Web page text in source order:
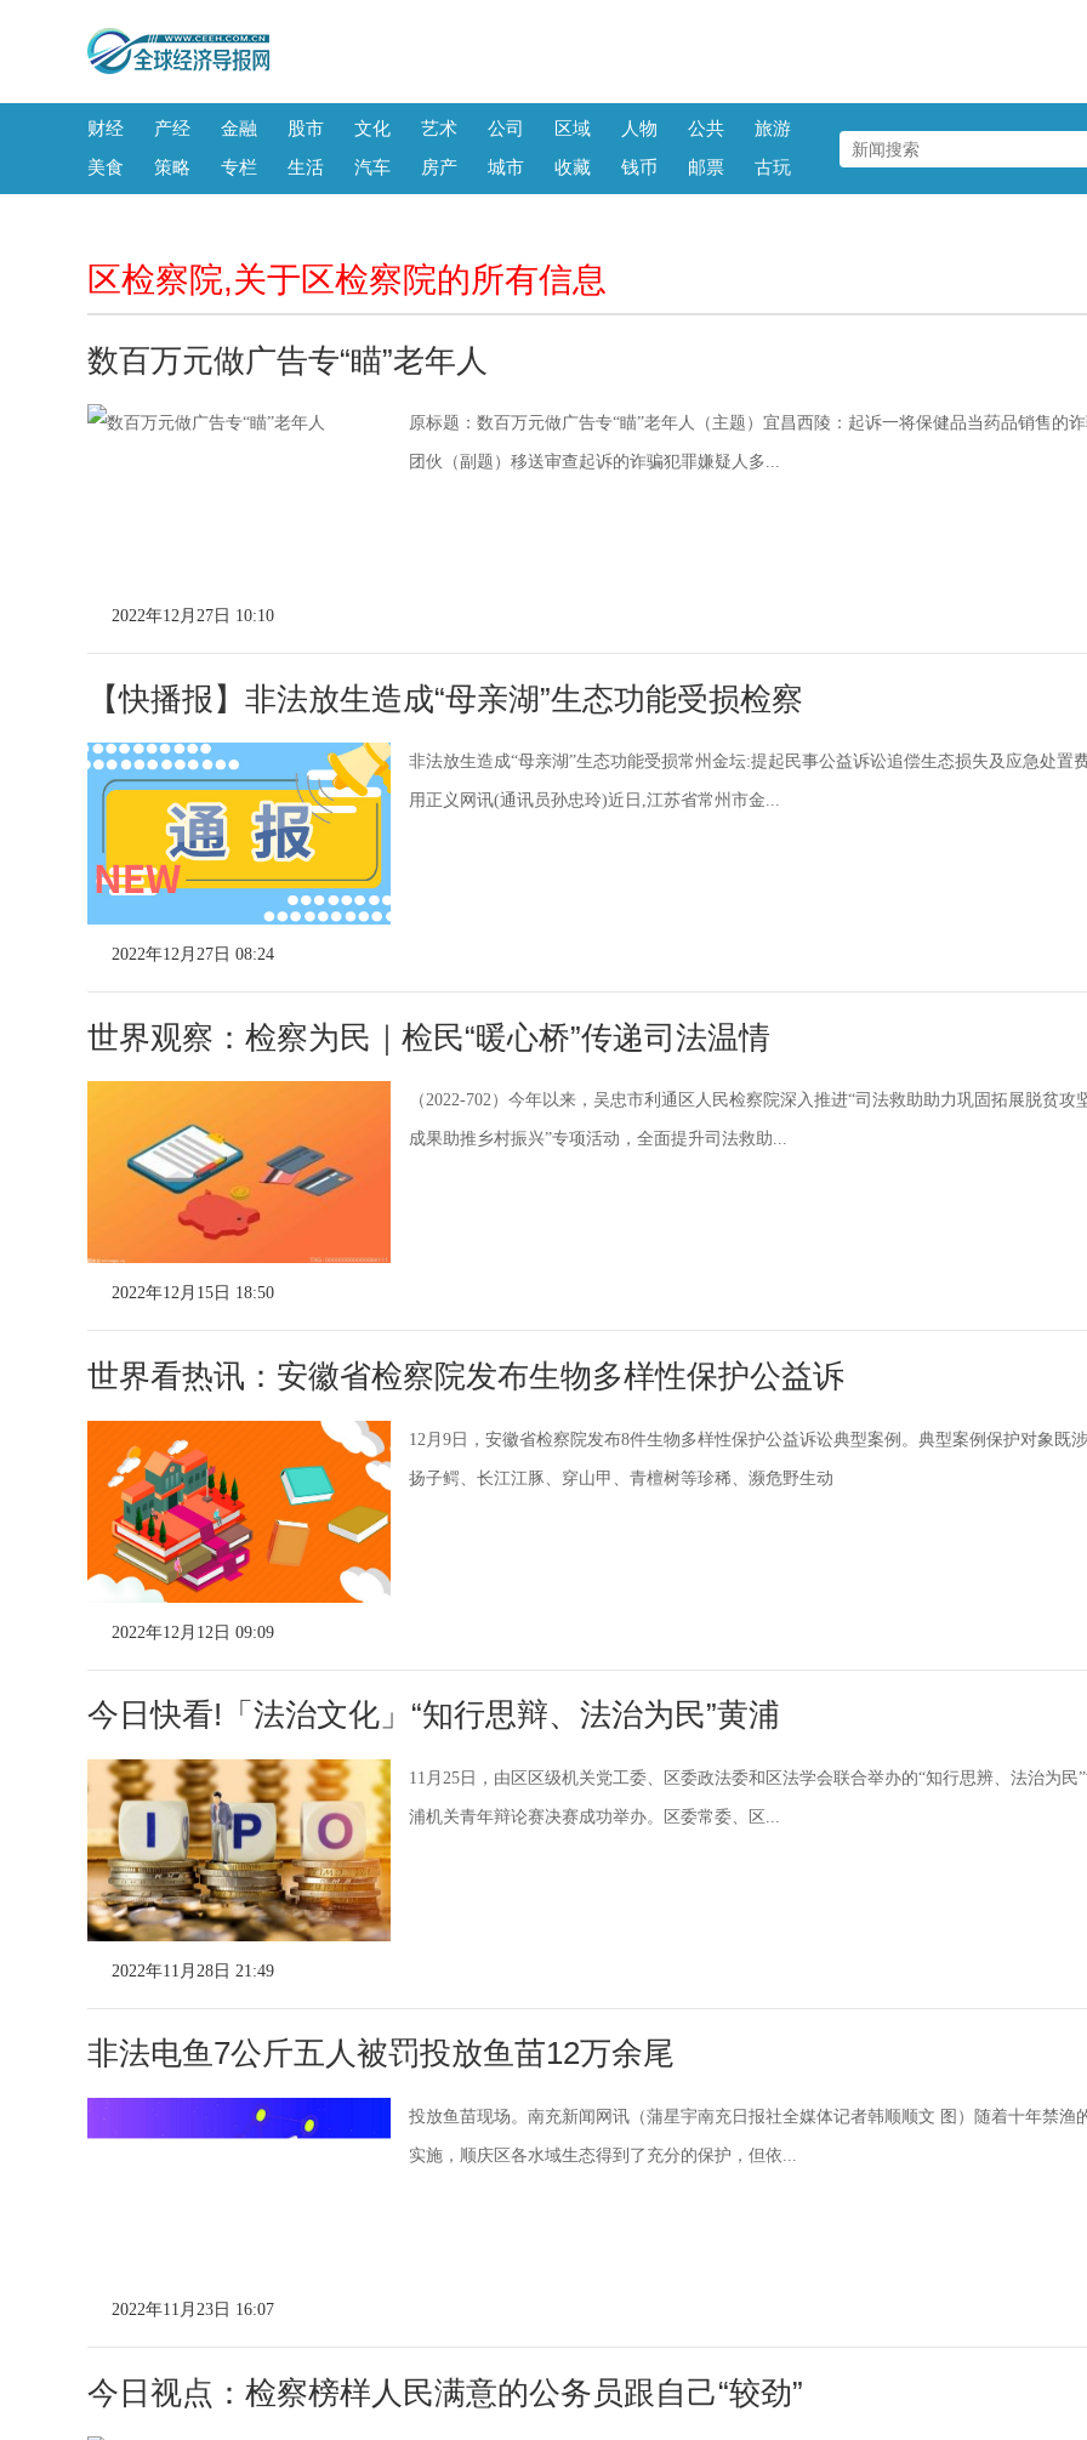
财经 产经 金融 股市 文化 艺术 公司 区域 人物 公共
旅游
美食
策略 专栏 生活 汽车 房产 城市 收藏 钱币 邮票 古玩
区检察院,关于区检察院的所有信息
数百万元做广告专“瞄”老年人
原标题：数百万元做广告专“瞄”老年人（主题）宜昌西陵：起诉一将保健品当药品销售的
团伙（副题）移送审查起诉的诈骗犯罪嫌疑人多...
2022年12月27日 10:10
【快播报】非法放生造成“母亲湖”生态功能受损检察
非法放生造成“母亲湖”生态功能受损常州金坛:提起民事公益诉讼追偿生态损失及应急处置
用正义网讯(通讯员孙忠玲)近日,江苏省常州市金...
2022年12月27日 08:24
世界观察：检察为民｜检民“暖心桥”传递司法温情
（2022-702）今年以来，吴忠市利通区人民检察院深入推进“司法救助助力巩固拓展脱贫攻
成果助推乡村振兴”专项活动，全面提升司法救助...
2022年12月15日 18:50
世界看热讯：安徽省检察院发布生物多样性保护公益诉
12月9日，安徽省检察院发布8件生物多样性保护公益诉讼典型案例。典型案例保护对象既
扬子鳄、长江江豚、穿山甲、青檀树等珍稀、濒危野生动
2022年12月12日 09:09
今日快看!「法治文化」“知行思辩、法治为民”黄浦
11月25日，由区区级机关党工委、区委政法委和区法学会联合举办的“知行思辨、法治为民
浦机关青年辩论赛决赛成功举办。区委常委、区...
2022年11月28日 21:49
非法电鱼7公斤五人被罚投放鱼苗12万余尾
投放鱼苗现场。南充新闻网讯（蒲星宇南充日报社全媒体记者韩顺顺文 图）随着十年禁渔
实施，顺庆区各水域生态得到了充分的保护，但依...
2022年11月23日 16:07
今日视点：检察榜样人民满意的公务员跟自己“较劲”